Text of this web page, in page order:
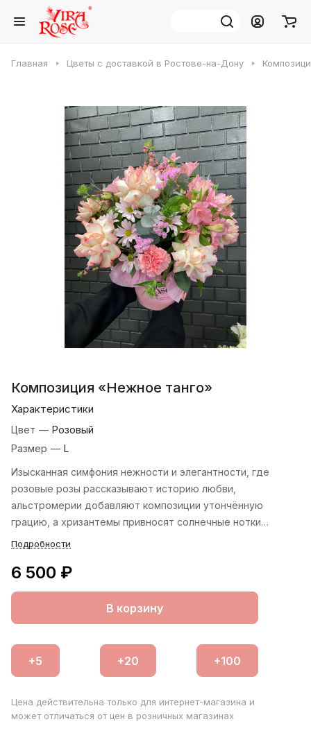
Главная Цветы с доставкой в Ростове-на-Дону
Композиция «Нежное танго»
Характеристики
Цвет — Розовый
Размер — L
Изысканная симфония нежности и элегантности, где
розовые розы рассказывают историю любви,
альстромерии добавляют композиции утончённую
грацию, а хризантемы привносят солнечные нотки
радости и оптимизма. Этот букет — воплощение
прекрасные чувства.
Подробности
6 500 ₽
В корзину
Цена действительна только для интернет-магазина и
может отличаться от цен в розничных магазинах